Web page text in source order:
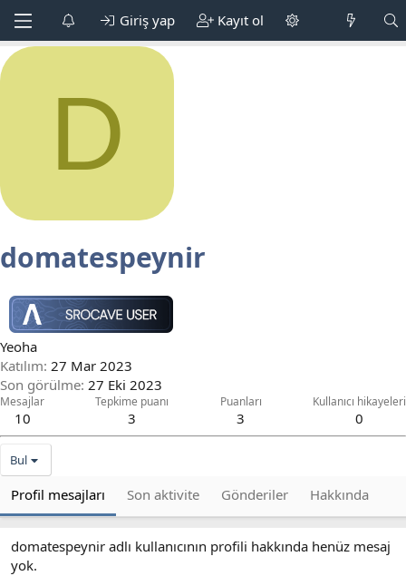
Giriş yap Kayıt ol
D
domatespeynir
Yeoha
Katılım 27 Mar 2023
Son görülme 27 Eki 2023
Mesajlar
10
Tepkime puanı
3
Puanları
3
Kullanıcı hikayeleri
0
Bul
Profil mesajları Son aktivite Gönderiler Hakkında
domatespeynir adlı kullanıcının profili hakkında henüz mesaj
yok.